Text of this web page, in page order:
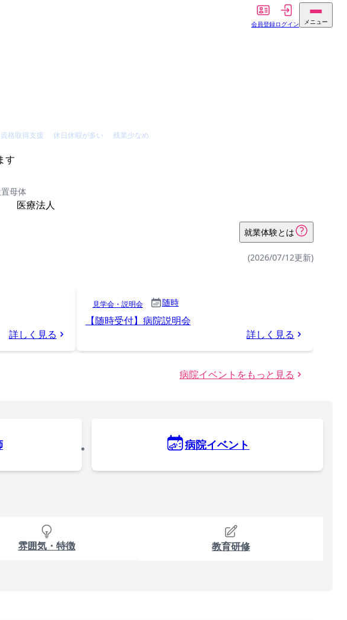
会員登録ログイン メニュー
資格取得支援 休日休暇が多い 残業少なめ
す
母体
医療法人
就業体験とは
(2026/07/12更新)
詳しく見る
見学会・説明会 随時
【随時受付】病院説明会
詳しく見る
病院イベントをもっと見る
病院イベント
雰囲気・特徴 教育研修